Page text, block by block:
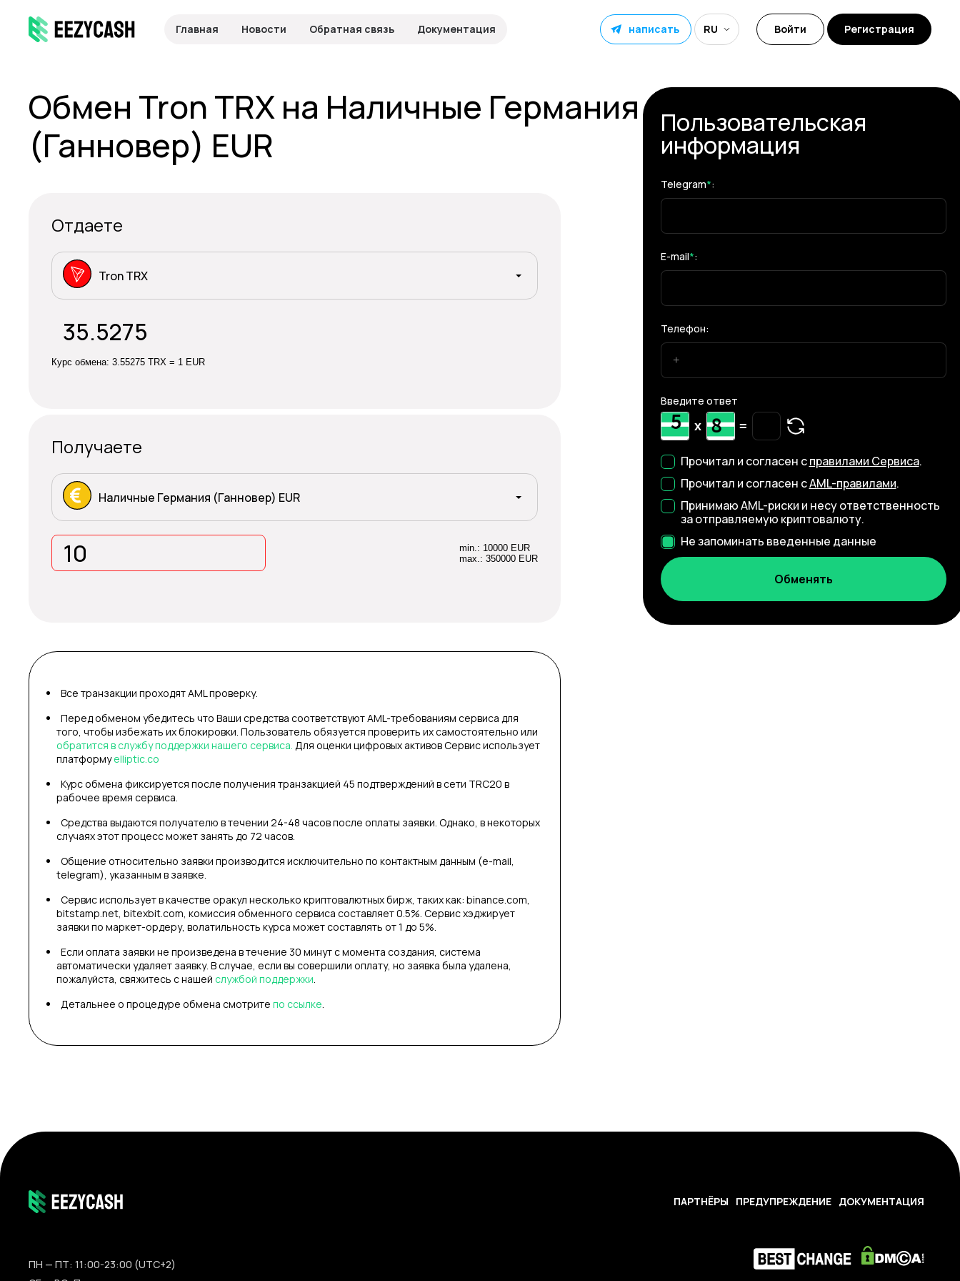
Главная Новости Обратная связь Документация написать RU Регистрация
Войти
Обмен Tron TRX на Наличные Германия
(Ганновер) EUR
Отдаете
Tron TRX
Курс обмена: 3.55275 TRX = 1 EUR
Получаете
Наличные Германия (Ганновер) EUR
min.: 10000 EUR
max.: 350000 EUR
Пользовательская
информация
Telegram*:
E-mail*:
Телефон:
Введите ответ
x =
Прочитал и согласен справилами Сервиса.
Прочитал и согласен сAML-правилами.
Принимаю AML-риски и несу ответственность
за отправляемую криптовалюту.
Не запоминать введенные данные
Все транзакции проходят AML проверку.
Перед обменом убедитесь что Ваши средства соответствуют AML-требованиям сервиса для
того, чтобы избежать их блокировки. Пользователь обязуется проверить их самостоятельно или
обратится в службу поддержки нашего сервиса. Для оценки цифровых активов Сервис использует
платформуelliptic.co
Курс обмена фиксируется после получения транзакцией 45 подтверждений в сети TRC20 в
рабочее время сервиса.
Средства выдаются получателю в течении 24-48 часов после оплаты заявки. Однако, в некоторых
случаях этот процесс может занять до 72 часов.
Общение относительно заявки производится исключительно по контактным данным (e-mail,
telegram), указанным в заявке.
Сервис использует в качестве оракул несколько криптовалютных бирж, таких как: binance.com,
bitstamp.net, bitexbit.com, комиссия обменного сервиса составляет 0.5%. Сервис хэджирует
заявки по маркет-ордеру, волатильность курса может составлять от 1 до 5%.
Если оплата заявки не произведена в течение 30 минут с момента создания, система
автоматически удаляет заявку. В случае, если вы совершили оплату, но заявка была удалена,
пожалуйста, свяжитесь с нашей службой поддержки.
Детальнее о процедуре обмена смотрите по ссылке.
ПАРТНЁРЫ ПРЕДУПРЕЖДЕНИЕ ДОКУМЕНТАЦИЯ
ПН — ПТ: 11:00-23:00 (UTC+2)